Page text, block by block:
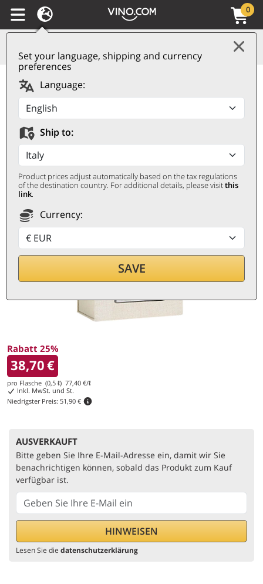
Set your language, shipping and currency
preferences
Language:
Ship to:
Product prices adjust automatically based on the tax regulations
of the destination country. For additional details, please visitthis
link.
Currency:
SAVE
0
Elephant London Dry
Gin Geschenkbox
ELEPHANT
500 ㎖, Geschenketui
Rabatt 25%
38,70€
pro Flasche (0,5 ℓ) 77,40 €/ℓ
Inkl. MwSt. und St.
Niedrigster Preis: 51,90 €
AUSVERKAUFT
Bitte geben Sie Ihre E-Mail-Adresse ein, damit wir Sie
benachrichtigen können, sobald das Produkt zum Kauf
verfügbar ist.
Lesen Sie die datenschutzerklärung